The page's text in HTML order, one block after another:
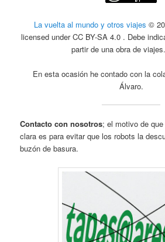
La vuelta al mundo y otros viajes ©
licensed under CC BY-SA 4.0 . Debe
partir de una obra de
En esta ocasión he contado con la
Álvaro.
Contacto con nosotros; el motivo de
clara es para evitar que los robots la
buzón de basura.